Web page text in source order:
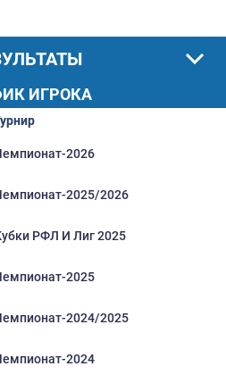
ИГРОКА
2026
2025/2026
РФЛ И Лиг 2025
2025
2024/2025
2024